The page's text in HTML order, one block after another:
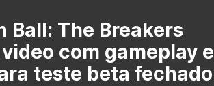
Ball: The Breakers
com gameplay e
teste beta fechado